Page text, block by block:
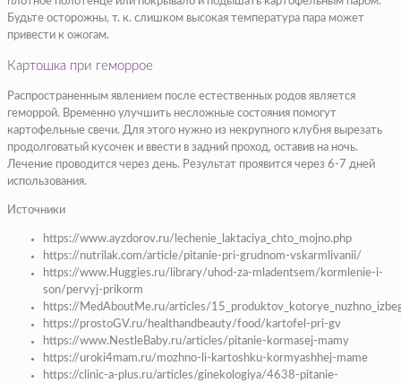
Будьте осторожны, т. к. слишком высокая температура пара может
привести к ожогам.
Картошка при геморрое
Распространенным явлением после естественных родов является
геморрой. Временно улучшить несложные состояния помогут
картофельные свечи. Для этого нужно из некрупного клубня вырезать
продолговатый кусочек и ввести в задний проход, оставив на ночь.
Лечение проводится через день. Результат проявится через 6-7 дней
использования.
Источники
https://www.ayzdorov.ru/lechenie_laktaciya_chto_mojno.php
https://nutrilak.com/article/pitanie-pri-grudnom-vskarmlivanii/
https://www.Huggies.ru/library/uhod-za-mladentsem/kormlenie-i-
son/pervyj-prikorm
https://MedAboutMe.ru/articles/
https://prostoGV.ru/healthandbeauty/food/kartofel-pri-gv
https://www.NestleBaby.ru/articles/pitanie-kormasej-mamy
https://uroki4mam.ru/mozhno-li-kartoshku-kormyashhej-mame
https://clinic-a-plus.ru/articles/ginekologiya/4638-pitanie-